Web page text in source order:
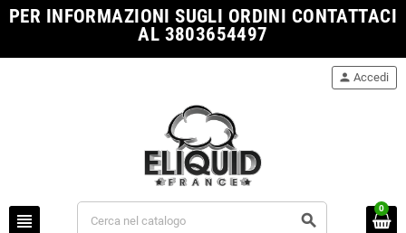
PER INFORMAZIONI SUGLI ORDINI CONTATTACI
AL 3803654497
view_headline search
person Accedi
0